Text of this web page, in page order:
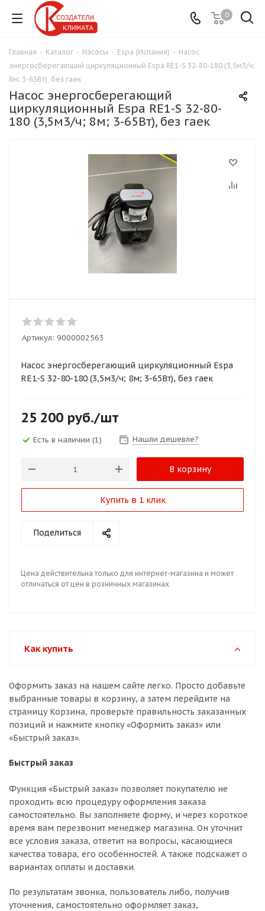
0
Главная - Каталог - Насосы - Espa (Испания) - Насос
энергосберегающий циркуляционный Espa RE1-S 32-80-180 (3,5м3/ч;
8м; 3-65Вт), без гаек
Насос энергосберегающий
циркуляционный Espa RE1-S 32-80-
180 (3,5м3/ч; 8м; 3-65Вт), без гаек
Артикул: 9000002563
Насос энергосберегающий циркуляционный Espa
RE1-S 32-80-180 (3,5м3/ч; 8м; 3-65Вт), без гаек
25 200 руб./шт
Есть в наличии (1) Нашли дешевле?
В корзину
Купить в 1 клик
Поделиться
Цена действительна только для интернет-магазина и может
отличаться от цен в розничных магазинах
Как купить
Оформить заказ на нашем сайте легко. Просто добавьте
выбранные товары в корзину, а затем перейдите на
страницу Корзина, проверьте правильность заказанных
позиций и нажмите кнопку «Оформить заказ» или
«Быстрый заказ».
Быстрый заказ
Функция «Быстрый заказ» позволяет покупателю не
проходить всю процедуру оформления заказа
самостоятельно. Вы заполняете форму, и через короткое
время вам перезвонит менеджер магазина. Он уточнит
все условия заказа, ответит на вопросы, касающиеся
качества товара, его особенностей. А также подскажет о
вариантах оплаты и доставки.
По результатам звонка, пользователь либо, получив
уточнения, самостоятельно оформляет заказ,